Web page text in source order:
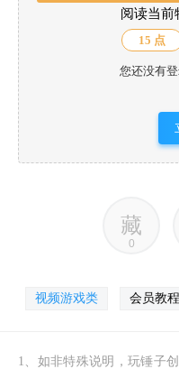
阅读当前
15 点
您还没有
藏
0
视频游戏类 会员教程
1、如非特殊说明，玩锤子